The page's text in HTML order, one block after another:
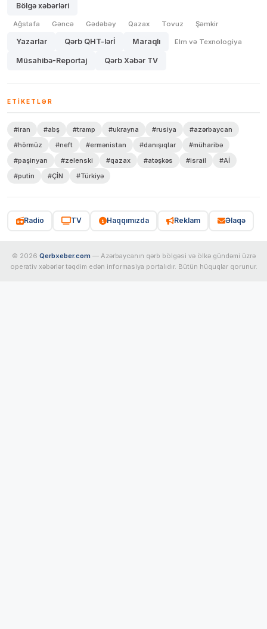
Bölgə xəbərləri
Ağstafa Gəncə Gədəbəy Qazax Tovuz Şəmkir
Yazarlar Qərb QHT-lərİ Maraqlı Elm və Texnologiya
Müsahibə-Reportaj Qərb Xəbər TV
ETIKETLƏR
#iran #abş #tramp #ukrayna #rusiya
#azərbaycan
#hörmüz
#neft #ermənistan #danışıqlar
#müharibə
#paşinyan
#zelenski #qazax #atəşkəs #israil
#Aİ
#putin
#ÇİN #Türkiyə
Radio TV Haqqımızda Reklam Əlaqə
© 2026 Qerbxeber.com — Azərbaycanın qərb bölgəsi və ölkə gündəmi üzrə
operativ xəbərlər təqdim edən informasiya portalıdır. Bütün hüquqlar qorunur.